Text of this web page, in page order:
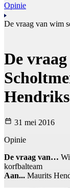
Opinie
De vraag van wim
De
Hendriks
31 mei 2016
Opinie
De vraag van…
korfbalteam
Aan... Maurits